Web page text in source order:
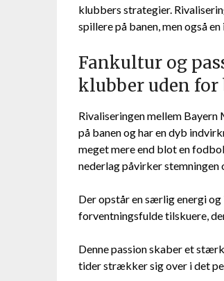
klubbers strategier.
spillere på banen, men også
Fankultur og
klubber uden for
Rivaliseringen mellem
på banen og har en dyb
meget mere end blot en
nederlag påvirker stemningen
Der opstår en særlig energi
forventningsfulde tilskuere,
Denne passion skaber et
tider strækker sig over i det